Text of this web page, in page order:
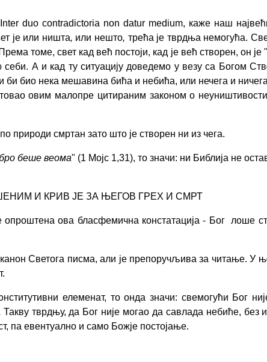
duo contradictoria non datur medium, каже наш
је или ништа, или нешто, трећа је тврдња немогућа.
томе, свет кад већ постоји, кад је већ створен, он
себи. А и кад ту ситуацију доведемо у везу са Богом
би био нека мешавина бића и небића, или нечега и
овим малопре цитираним законом о
природи смртан зато што је створен ни из чега.
беше веома" (1 Мојс 1,31), то значи: ни Библија не
И КРИВ ЈЕ ЗА ЊЕГОВ ГРЕХ И СМРТ
опроштена ова бласфемична констатација - Бог лоше
канон Светога писма, али је препоручљива за читање. У
елеменат, то онда значи: свемогући Бог
тврдњу, да Бог није могао да савлада небиће, без
па евентуално и само Божје постојање.